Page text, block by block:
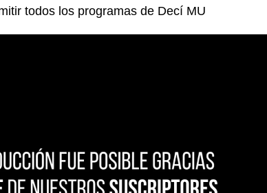
todos los programas de Decí MU